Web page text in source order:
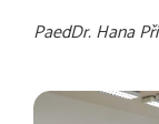
PaedDr. Hana